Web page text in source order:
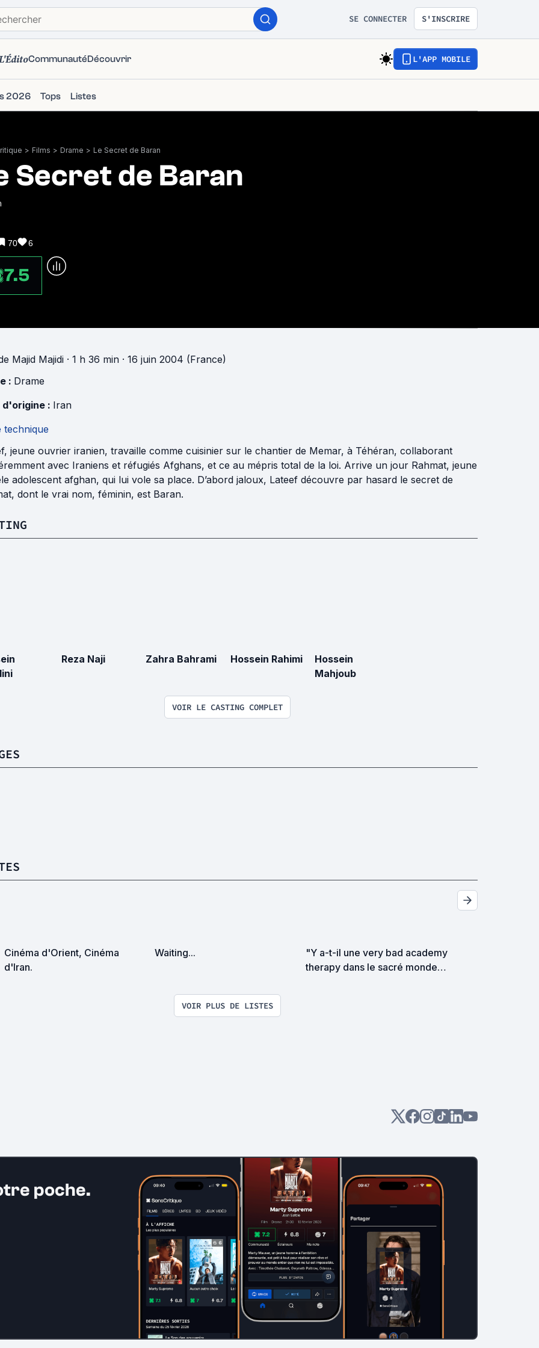
SE CONNECTER S'INSCRIRE
CommunautéDécouvrir L'APP MOBILE
2026 Tops Listes
> Films > Drame > Le Secret de Baran
Secret de Baran
70 6
7.5
Majid Majidi · 1 h 36 min · 16 juin 2004 (France)
: Drame
d'origine : Iran
technique
jeune ouvrier iranien, travaille comme cuisinier sur le chantier de Memar, à Téhéran, collaborant
avec Iraniens et réfugiés Afghans, et ce au mépris total de la loi. Arrive un jour Rahmat, jeune
adolescent afghan, qui lui vole sa place. D’abord jaloux, Lateef découvre par hasard le secret de
dont le vrai nom, féminin, est Baran.
Reza Naji Zahra Bahrami Hossein Rahimi
Hossein
Mahjoub
VOIR LE CASTING COMPLET
Cinéma d'Orient, Cinéma
d'Iran.
Waiting...
"Y a-t-il une very bad academy
therapy dans le sacré monde
VOIR PLUS DE LISTES
poche.